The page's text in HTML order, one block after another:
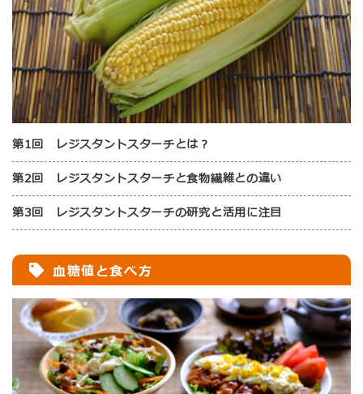
第1回 レジスタントスターチとは？
第2回 レジスタントスターチと食物繊維との違い
第3回 レジスタントスターチの研究と活用に注目
血糖値と食べ方